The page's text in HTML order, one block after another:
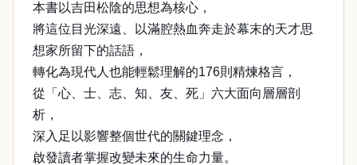
本書以吉田松陰的思想為核心，
將這位目光深遠、以滿腔熱血奔走於幕末的天才思
想家所留下的話語，
轉化為現代人也能輕鬆理解的176則精煉格言，
從「心、士、志、知、友、死」六大面向層層剖
析，
深入足以影響整個世代的關鍵理念，
啟發讀者掌握改變未來的生命力量。